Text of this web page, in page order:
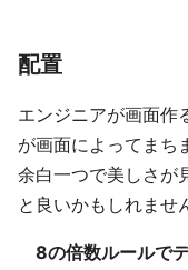
配置
エンジニアが画面作
が画面によってまち
余白一つで美しさが
と良いかもしれませ
8の倍数ルールで